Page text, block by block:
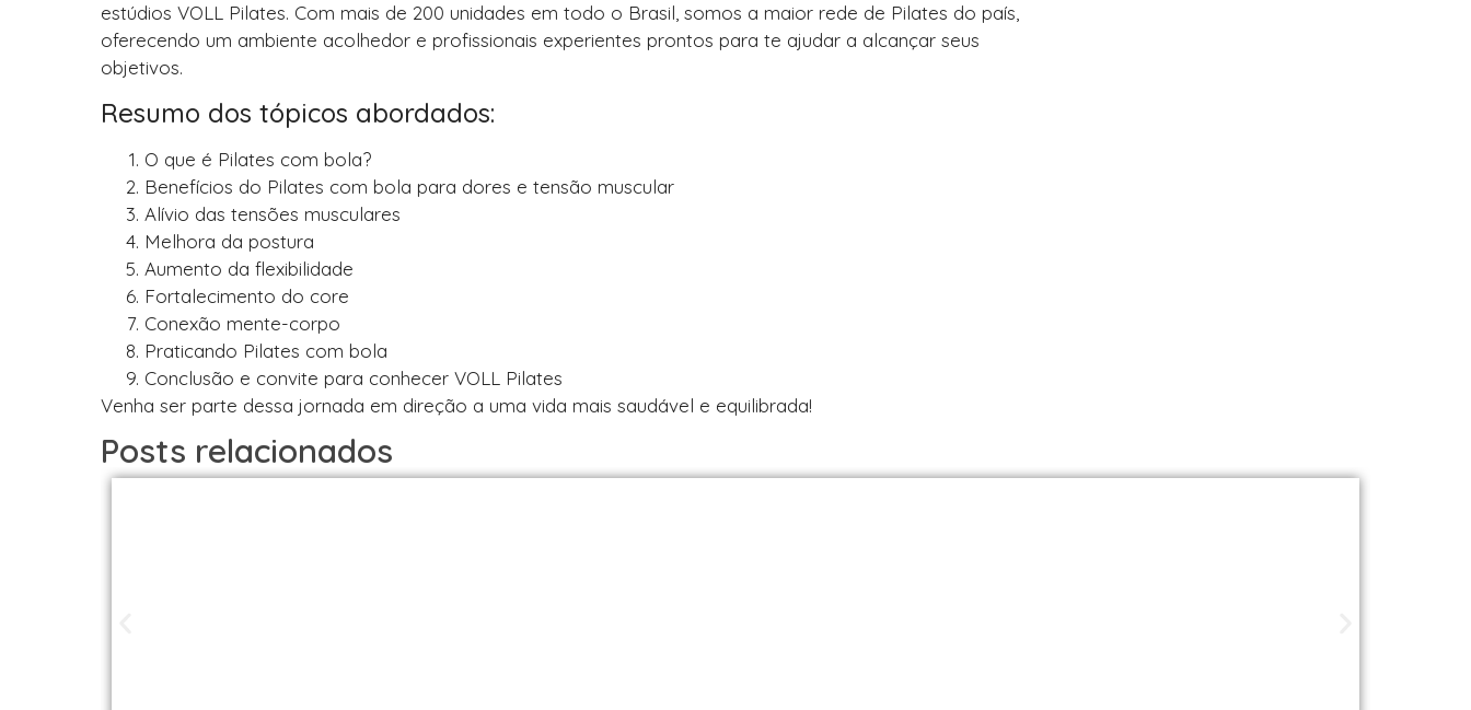
estúdios VOLL Pilates. Com mais de 200 unidades em todo o Brasil, somos a maior rede de Pilates do país,
oferecendo um ambiente acolhedor e profissionais experientes prontos para te ajudar a alcançar seus
objetivos.
Resumo dos tópicos abordados:
O que é Pilates com bola?
Benefícios do Pilates com bola para dores e tensão muscular
Alívio das tensões musculares
Melhora da postura
Aumento da flexibilidade
Fortalecimento do core
Conexão mente-corpo
Praticando Pilates com bola
Conclusão e convite para conhecer VOLL Pilates
Venha ser parte dessa jornada em direção a uma vida mais saudável e equilibrada!
Posts relacionados